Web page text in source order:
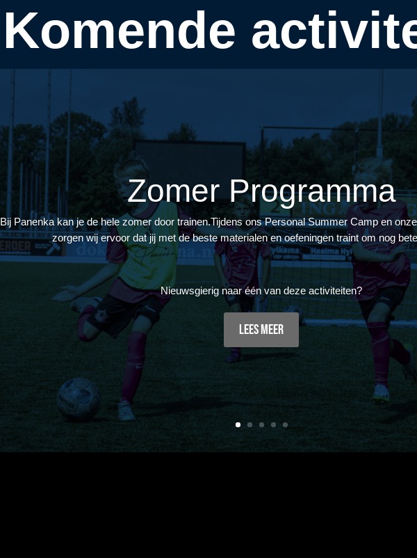
Komende
Zomer Programma
Bij Panenka kan je de hele zomer door trainen.Tijdens ons Personal Summer Camp en
zorgen wij ervoor dat jij met de beste materialen en oefeningen traint om nog
Nieuwsgierig naar één van deze activiteiten?
Lees meer